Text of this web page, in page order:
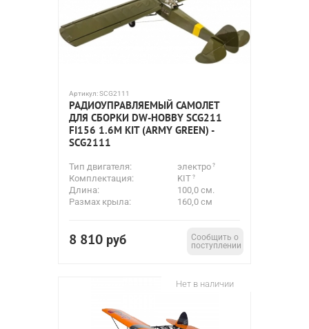
Артикул:SCG2111
РАДИОУПРАВЛЯЕМЫЙ САМОЛЕТ
ДЛЯ СБОРКИ DW-HOBBY SCG211
FI156 1.6М KIT (ARMY GREEN) -
SCG2111
Тип двигателя:
электро
Комплектация:
KIT
Длина:
100,0 см.
Размах крыла:
160,0 см
8 810 руб
Сообщить о
поступлении
Нет в наличии